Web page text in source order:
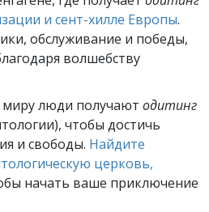
и сент-хилле Европы.
обслуживание и победы,
волшебству
люди получают одитинг
чтобы достичь
и свободы. Найдите
церковь,
начать ваше приключение